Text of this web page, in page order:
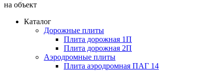
на объект
Каталог
Дорожные плиты
Плита дорожная 1П
Плита дорожная 2П
Аэродромные плиты
Плита аэродромная ПАГ 14